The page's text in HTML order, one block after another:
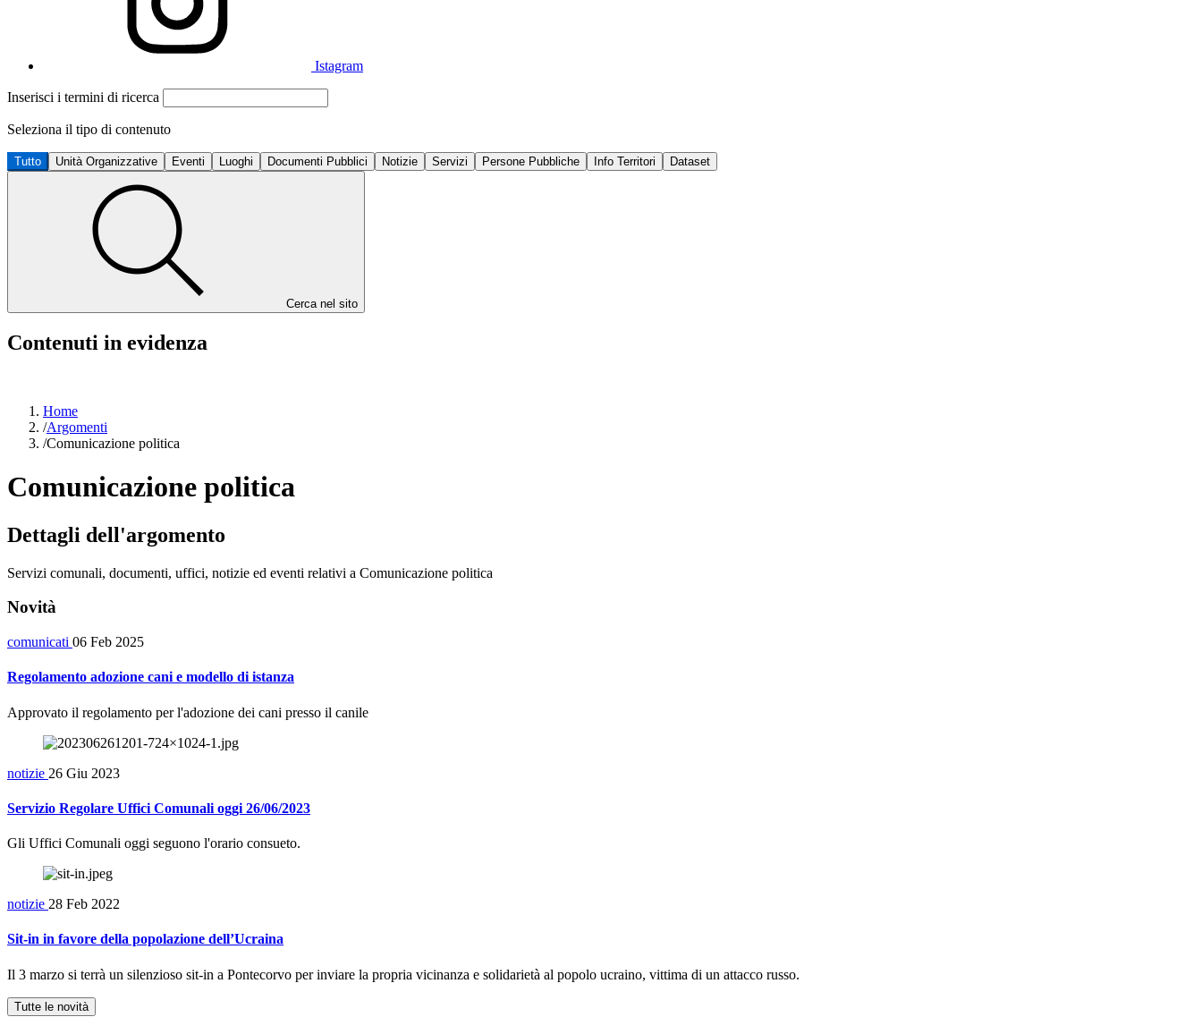
Istagram
Inserisci i termini di ricerca
Seleziona il tipo di contenuto
Tutto Unità Organizzative Eventi Luoghi Documenti Pubblici Notizie Servizi Persone Pubbliche Info Territori Dataset
Cerca nel sito
Contenuti in evidenza
Home
/Argomenti
/Comunicazione politica
Comunicazione politica
Dettagli dell'argomento
Servizi comunali, documenti, uffici, notizie ed eventi relativi a Comunicazione politica
Novità
comunicati 06 Feb 2025
Regolamento adozione cani e modello di istanza
Approvato il regolamento per l'adozione dei cani presso il canile
notizie 26 Giu 2023
Servizio Regolare Uffici Comunali oggi 26/06/2023
Gli Uffici Comunali oggi seguono l'orario consueto.
notizie 28 Feb 2022
Sit-in in favore della popolazione dell’Ucraina
Il 3 marzo si terrà un silenzioso sit-in a Pontecorvo per inviare la propria vicinanza e solidarietà al popolo ucraino, vittima di un attacco russo.
Tutte le novità